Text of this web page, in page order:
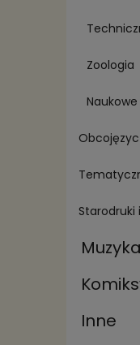
Zoologia
Starodruki
Muzyka
Inne